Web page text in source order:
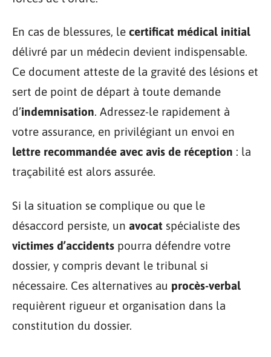
En cas de blessures, le certificat médical initial
délivré par un médecin devient indispensable.
Ce document atteste de la gravité des lésions et
sert de point de départ à toute demande
d’indemnisation. Adressez-le rapidement à
votre assurance, en privilégiant un envoi en
lettre recommandée avec avis de réception : la
traçabilité est alors assurée.
Si la situation se complique ou que le
désaccord persiste, un avocat spécialiste des
victimes d’accidents pourra défendre votre
dossier, y compris devant le tribunal si
nécessaire. Ces alternatives au procès-verbal
requièrent rigueur et organisation dans la
constitution du dossier.